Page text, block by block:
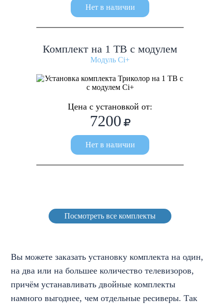
Нет в наличии
Комплект на 1 ТВ с модулем
Модуль Ci+
Цена с установкой от:
7200
Нет в наличии
Посмотреть все комплекты
Вы можете заказать установку комплекта на один,
на два или на большее количество телевизоров,
причём устанавливать двойные комплекты
намного выгоднее, чем отдельные ресиверы. Так